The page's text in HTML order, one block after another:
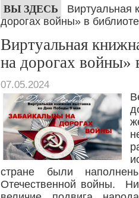
ВЫ ЗДЕСЬ
Виртуальная
дорогах войны» в
Виртуальная
на дорогах
07.05.2024
стране были
Отечественной войны.